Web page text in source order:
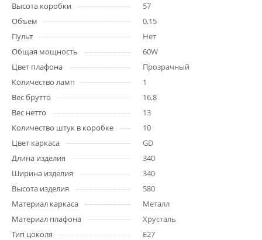
Высота коробки
57
Объем
0,15
Пульт
Нет
Общая мощность
60W
Цвет плафона
Прозрачный
Количество ламп
1
Вес брутто
16,8
Вес нетто
13
Количество штук в коробке
10
Цвет каркаса
GD
Длина изделия
340
Ширина изделия
340
Высота изделия
580
Материал каркаса
Металл
Материал плафона
Хрусталь
Тип цоколя
E27